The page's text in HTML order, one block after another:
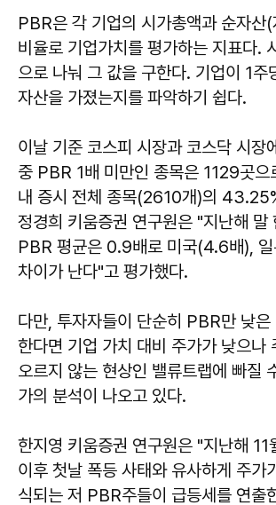
PBR은 각 기업의 시가총액과 순자산(
비율로 기업가치를 평가하는 지표다.
으로 나눠 그 값을 구한다. 기업이 1주
자산을 가졌는지를 파악하기 쉽다.
이날 기준 코스피 시장과 코스닥 시장
중 PBR 1배 미만인 종목은 1129곳으
내 증시 전체 종목(2610개)의
정경희 키움증권 연구원은 "지난해 말
PBR 평균은 0.9배로 미국(4.6배),
차이가 난다"고 평가했다.
다만, 투자자들이 단순히 PBR만 낮은
한다면 기업 가치 대비 주가가 낮으나
오르지 않는 현상인 밸류트랩에 빠질
가의 분석이 나오고 있다.
한지영 키움증권 연구원은 "지난해 11
이후 첫날 폭등 사태와 유사하게 주가
식되는 저 PBR주들이 급등세를 연출